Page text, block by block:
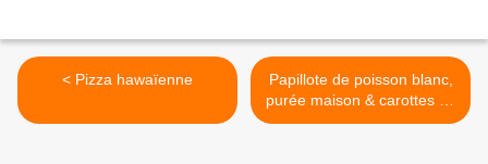
< Pizza hawaïenne
Papillote de poisson blanc,
purée maison & carottes au
beurre >